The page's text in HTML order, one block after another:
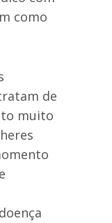
como
de
muito